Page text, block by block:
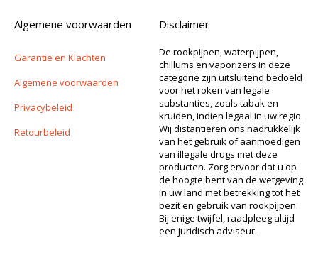
Algemene voorwaarden
Garantie en Klachten
Algemene voorwaarden
Privacybeleid
Retourbeleid
Disclaimer
De rookpijpen, waterpijpen,
chillums en vaporizers in deze
categorie zijn uitsluitend bedoeld
voor het roken van legale
substanties, zoals tabak en
kruiden, indien legaal in uw regio.
Wij distantiëren ons nadrukkelijk
van het gebruik of aanmoedigen
van illegale drugs met deze
producten. Zorg ervoor dat u op
de hoogte bent van de wetgeving
in uw land met betrekking tot het
bezit en gebruik van rookpijpen.
Bij enige twijfel, raadpleeg altijd
een juridisch adviseur.